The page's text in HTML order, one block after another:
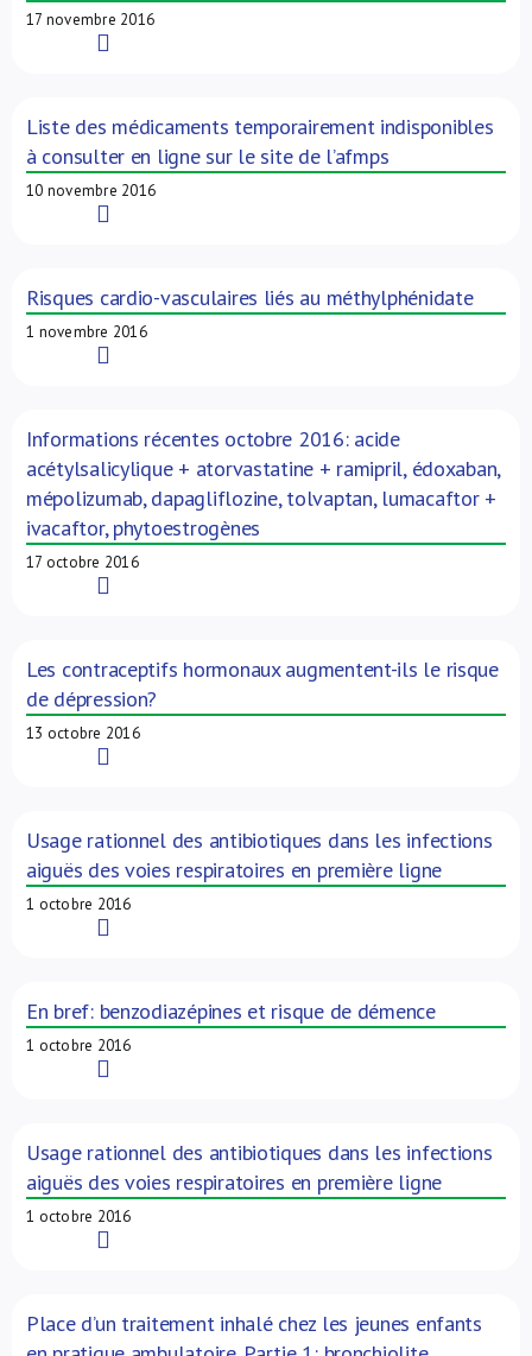
17 novembre 2016
Liste des médicaments temporairement indisponibles
à consulter en ligne sur le site de l’afmps
10 novembre 2016
Risques cardio-vasculaires liés au méthylphénidate
1 novembre 2016
Informations récentes octobre 2016: acide
acétylsalicylique + atorvastatine + ramipril, édoxaban,
mépolizumab, dapagliflozine, tolvaptan, lumacaftor +
ivacaftor, phytoestrogènes
17 octobre 2016
Les contraceptifs hormonaux augmentent-ils le risque
de dépression?
13 octobre 2016
Usage rationnel des antibiotiques dans les infections
aiguës des voies respiratoires en première ligne
1 octobre 2016
En bref: benzodiazépines et risque de démence
1 octobre 2016
Usage rationnel des antibiotiques dans les infections
aiguës des voies respiratoires en première ligne
1 octobre 2016
Place d’un traitement inhalé chez les jeunes enfants